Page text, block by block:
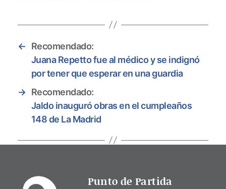
←
Recomendado:
Juana Repetto fue al médico y se indignó
por tener que esperar en una guardia
→ Recomendado:
Jaldo inauguró obras en el cumpleaños
148 de La Madrid
Punto de Partida